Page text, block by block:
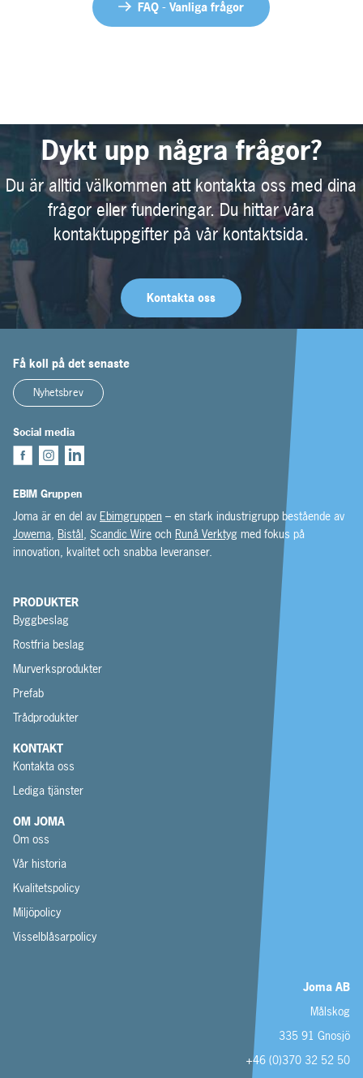
FAQ - Vanliga frågor
Dykt upp några frågor?
Du är alltid välkommen att kontakta oss med dina
frågor eller funderingar. Du hittar våra
kontaktuppgifter på vår kontaktsida.
Kontakta oss
Få koll på det senaste
Nyhetsbrev
Social media
EBIM Gruppen
Joma är en del av Ebimgruppen – en stark industrigrupp bestående av
Jowema, Bistål, Scandic Wire och Runå Verktyg med fokus på
innovation, kvalitet och snabba leveranser.
PRODUKTER
Byggbeslag
Rostfria beslag
Murverksprodukter
Prefab
Trådprodukter
KONTAKT
Kontakta oss
Lediga tjänster
OM JOMA
Om oss
Vår historia
Kvalitetspolicy
Miljöpolicy
Visselblåsarpolicy
Joma AB
Målskog
335 91 Gnosjö
+46 (0)370 32 52 50